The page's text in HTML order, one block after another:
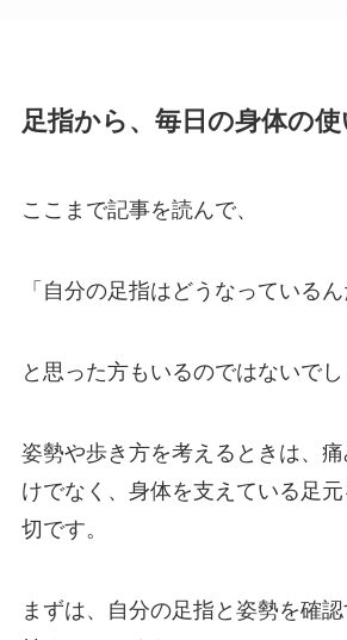
足指から、毎日の身体の
ここまで記事を読んで、
「自分の足指はどうなっているん
と思った方もいるのではないでし
姿勢や歩き方を考えるときは、
けでなく、身体を支えている足
切です。
まずは、自分の足指と姿勢を確